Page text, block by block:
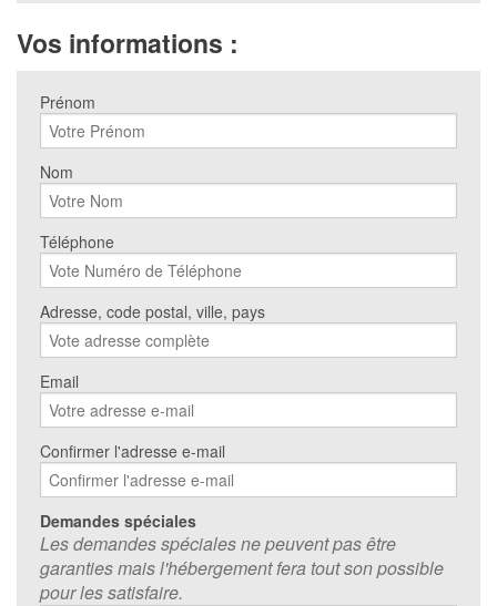
Vos informations :
Prénom
Nom
Téléphone
Adresse, code postal, ville, pays
Email
Confirmer l'adresse e-mail
Demandes spéciales
Les demandes spéciales ne peuvent pas être
garanties mais l'hébergement fera tout son possible
pour les satisfaire.